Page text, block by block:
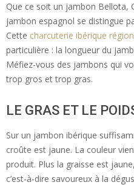
Que ce soit un jambon Bellota,
jambon espagnol se distingue
Cette charcuterie ibérique
particulière : la longueur du
Méfiez-vous des jambons qui
trop gros et trop gras.
LE GRAS ET LE
Sur un jambon ibérique
croûte est jaune. La couleur
produit. Plus la graisse est
c’est-à-dire savoureux à la